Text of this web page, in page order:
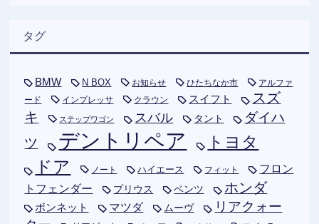
タグ
BMW N BOX お知らせ ひたちなか市
アルファ
ード
インプレッサ クラウン スイフト
スズ
キ
ステップワゴン スバル タント
ダイハ
ツ
デントリペア
トヨタ
ドア
ノート ハイエース フィット
フロン
トフェンダー
プリウス ベンツ ホンダ
ボンネット マツダ ムーヴ
リアクォー